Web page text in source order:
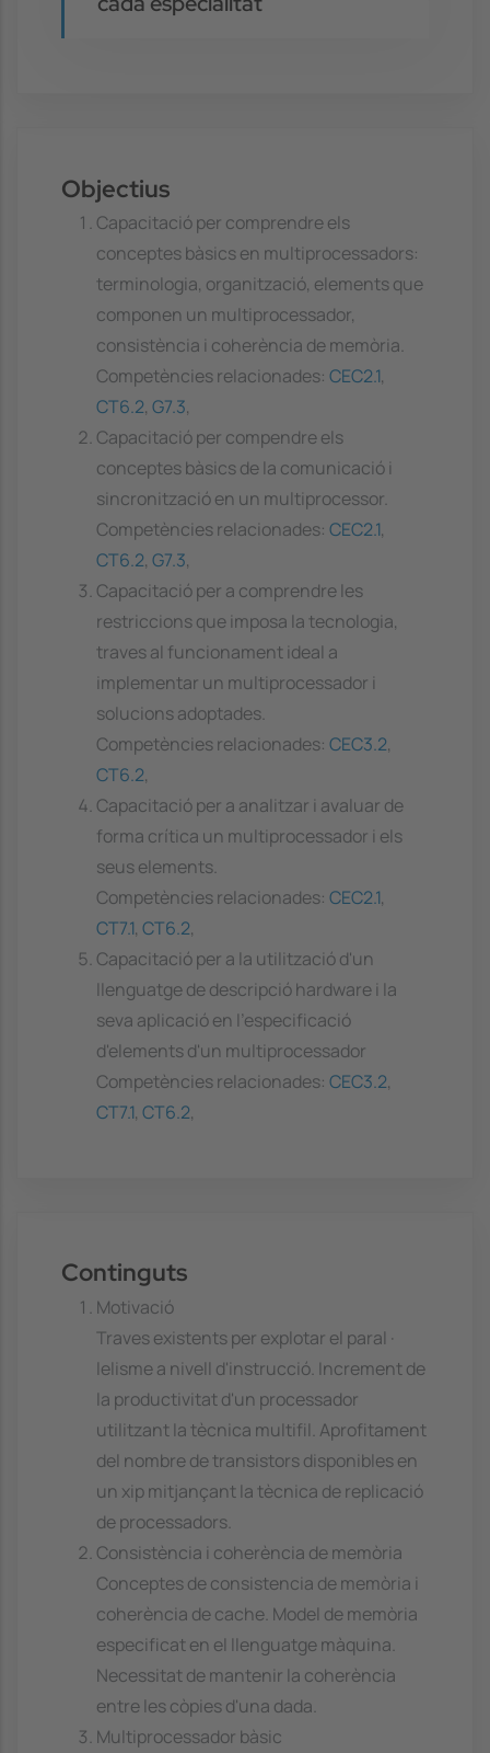
Objectius
Capacitació per comprendre els
conceptes bàsics en multiprocessadors:
terminologia, organització, elements que
componen un multiprocessador,
consistència i coherència de memòria.
Competències relacionades: CEC2.1,
CT6.2, G7.3,
Capacitació per compendre els
conceptes bàsics de la comunicació i
sincronització en un multiprocessor.
Competències relacionades: CEC2.1,
CT6.2, G7.3,
Capacitació per a comprendre les
restriccions que imposa la tecnologia,
traves al funcionament ideal a
implementar un multiprocessador i
solucions adoptades.
Competències relacionades: CEC3.2,
CT6.2,
Capacitació per a analitzar i avaluar de
forma crítica un multiprocessador i els
seus elements.
Competències relacionades: CEC2.1,
CT7.1, CT6.2,
Capacitació per a la utilització d'un
llenguatge de descripció hardware i la
seva aplicació en l'especificació
d'elements d'un multiprocessador
Competències relacionades: CEC3.2,
CT7.1, CT6.2,
Continguts
Motivació
Traves existents per explotar el paral ·
lelisme a nivell d'instrucció. Increment de
la productivitat d'un processador
utilitzant la tècnica multifil. Aprofitament
del nombre de transistors disponibles en
un xip mitjançant la tècnica de replicació
de processadors.
Consistència i coherència de memòria
Conceptes de consistencia de memòria i
coherència de cache. Model de memòria
especificat en el llenguatge màquina.
Necessitat de mantenir la coherència
entre les còpies d'una dada.
Multiprocessador bàsic